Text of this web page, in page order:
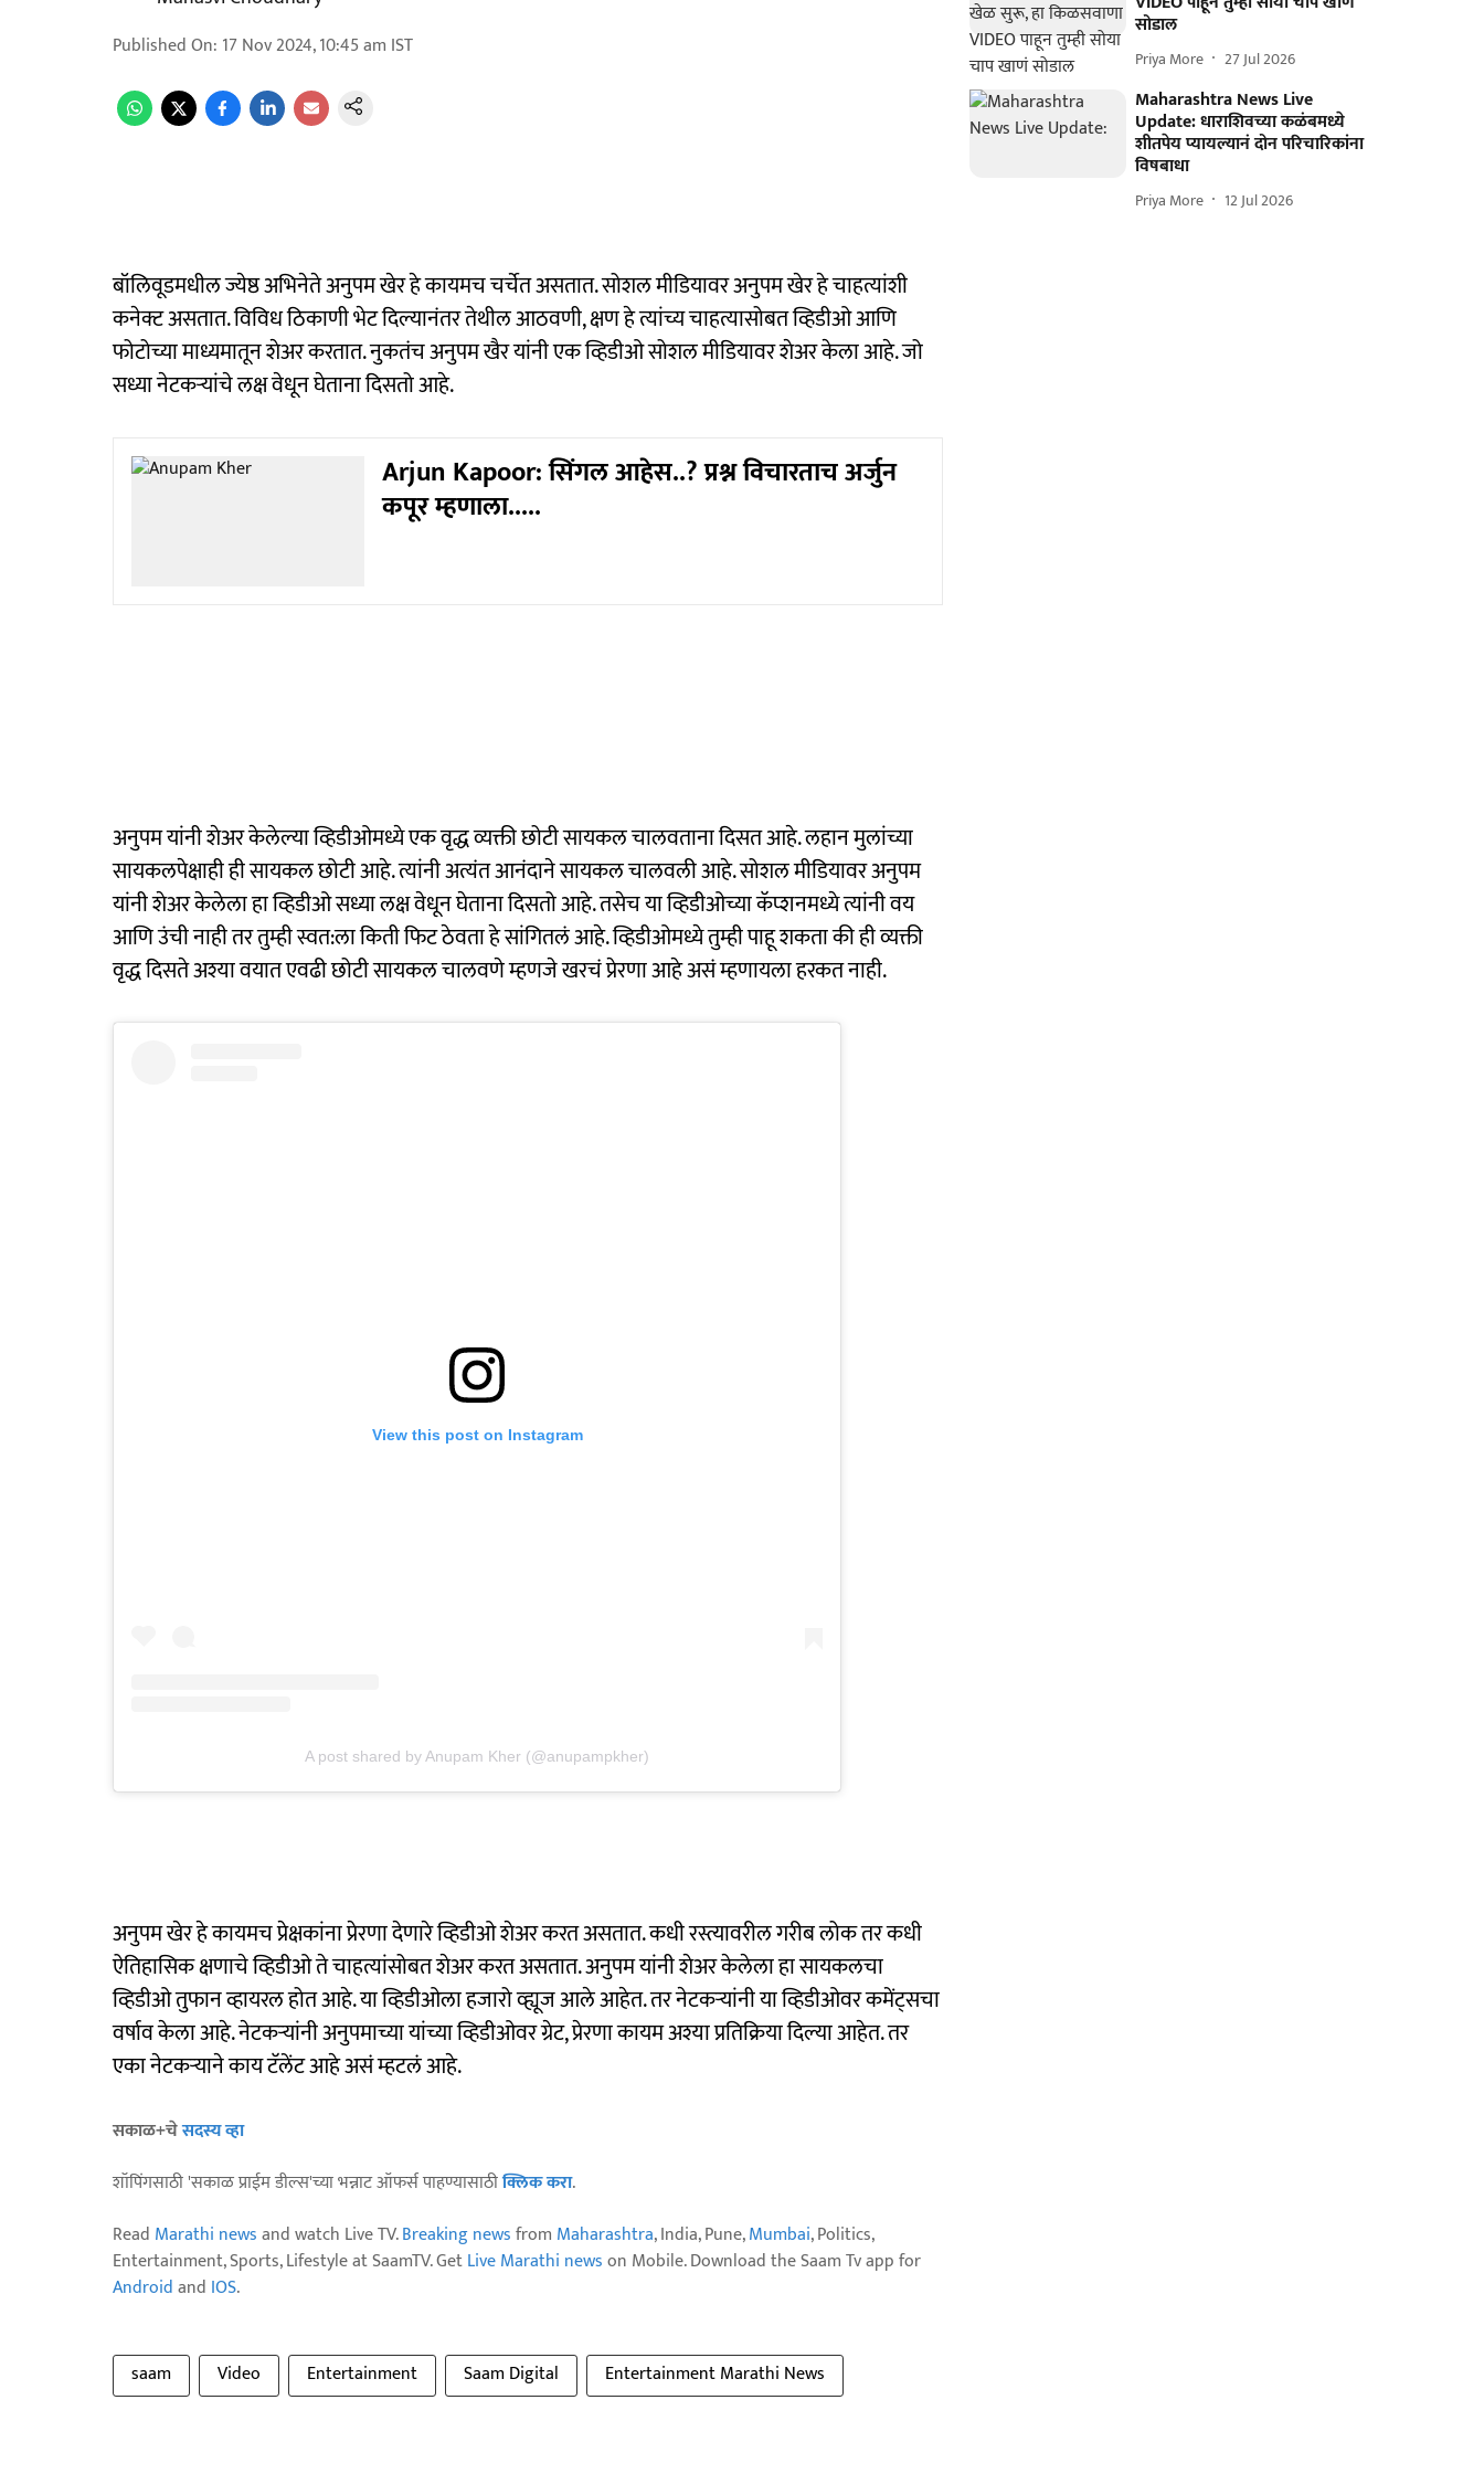
Published On: 17 Nov 2024, 10:45 am IST
बॉलिवूडमधील ज्येष्ठ अभिनेते अनुपम खेर हे कायमच चर्चेत असतात. सोशल मीडियावर अनुपम खेर हे चाहत्यांशी
कनेक्ट असतात. विविध ठिकाणी भेट दिल्यानंतर तेथील आठवणी, क्षण हे त्यांच्य चाहत्यासोबत व्हिडीओ आणि
फोटोच्या माध्यमातून शेअर करतात. नुकतंच अनुपम खैर यांनी एक व्हिडीओ सोशल मीडियावर शेअर केला आहे. जो
सध्या नेटकऱ्यांचे लक्ष वेधून घेताना दिसतो आहे.
Arjun Kapoor: सिंगल आहेस..? प्रश्न विचारताच अर्जुन
कपूर म्हणाला.....
अनुपम यांनी शेअर केलेल्या व्हिडीओमध्ये एक वृद्ध व्यक्ती छोटी सायकल चालवताना दिसत आहे. लहान मुलांच्या
सायकलपेक्षाही ही सायकल छोटी आहे. त्यांनी अत्यंत आनंदाने सायकल चालवली आहे. सोशल मीडियावर अनुपम
यांनी शेअर केलेला हा व्हिडीओ सध्या लक्ष वेधून घेताना दिसतो आहे. तसेच या व्हिडीओच्या कॅप्शनमध्ये त्यांनी वय
आणि उंची नाही तर तुम्ही स्वत:ला किती फिट ठेवता हे सांगितलं आहे. व्हिडीओमध्ये तुम्ही पाहू शकता की ही व्यक्ती
वृद्ध दिसते अश्या वयात एवढी छोटी सायकल चालवणे म्हणजे खरचं प्रेरणा आहे असं म्हणायला हरकत नाही.
View this post on Instagram
A post shared by Anupam Kher (@anupampkher)
अनुपम खेर हे कायमच प्रेक्षकांना प्रेरणा देणारे व्हिडीओ शेअर करत असतात. कधी रस्त्यावरील गरीब लोक तर कधी
ऐतिहासिक क्षणाचे व्हिडीओ ते चाहत्यांसोबत शेअर करत असतात. अनुपम यांनी शेअर केलेला हा सायकलचा
व्हिडीओ तुफान व्हायरल होत आहे. या व्हिडीओला हजारो व्ह्यूज आले आहेत. तर नेटकऱ्यांनी या व्हिडीओवर कमेंट्सचा
वर्षाव केला आहे. नेटकऱ्यांनी अनुपमाच्या यांच्या व्हिडीओवर ग्रेट, प्रेरणा कायम अश्या प्रतिक्रिया दिल्या आहेत. तर
एका नेटकऱ्याने काय टॅलेंट आहे असं म्हटलं आहे.
सकाळ+चेसदस्य व्हा
शॉपिंगसाठी 'सकाळ प्राईम डील्स'च्या भन्नाट ऑफर्स पाहण्यासाठीक्लिक करा.
Read Marathi newsand watch Live TV.Breaking newsfrom Maharashtra, India, Pune,Mumbai, Politics,
Entertainment, Sports, Lifestyle at SaamTV. GetLive Marathi newson Mobile. Download the Saam Tv app for
Androidand IOS.
saam Video Entertainment Saam Digital Entertainment Marathi News
सोडाल
Priya More 27 Jul 2026
Maharashtra News Live
Update: धाराशिवच्या कळंबमध्ये
शीतपेय प्यायल्यानं दोन परिचारिकांना
विषबाधा
Priya More 12 Jul 2026